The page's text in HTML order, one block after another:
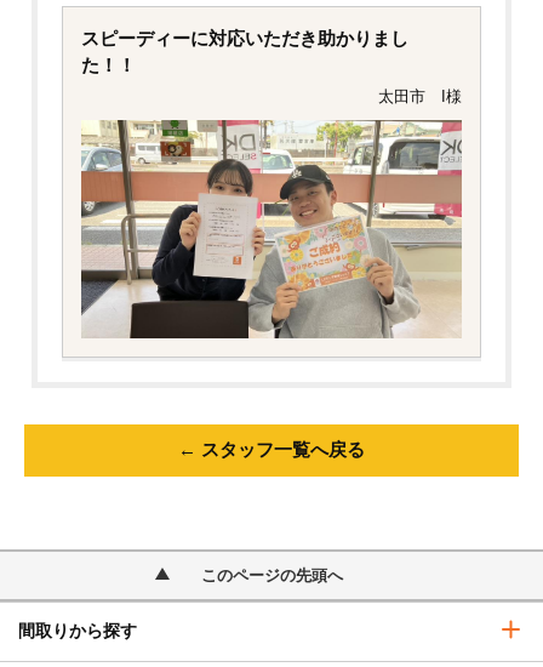
スピーディーに対応いただき助かりまし
た！！
太田市 I様
← スタッフ一覧へ戻る
このページの先頭へ
間取りから探す